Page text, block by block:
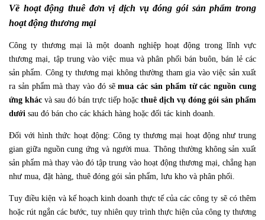
Về hoạt động thuê đơn vị dịch vụ đóng gói sản phẩm trong
hoạt động thương mại
Công ty thương mại là một doanh nghiệp hoạt động trong lĩnh vực
thương mại, tập trung vào việc mua và phân phối bán buôn, bán lẻ các
sản phẩm. Công ty thương mại không thường tham gia vào việc sản xuất
ra sản phẩm mà thay vào đó sẽmua các sản phẩm từ các nguồn cung
ứng khác và sau đó bán trực tiếp hoặc thuê dịch vụ đóng gói sản phẩm
dưới sau đó bán cho các khách hàng hoặc đối tác kinh doanh.
Đối với hình thức hoạt động: Công ty thương mại hoạt động như trung
gian giữa nguồn cung ứng và người mua. Thông thường không sản xuất
sản phẩm mà thay vào đó tập trung vào hoạt động thương mại, chẳng hạn
như mua, đặt hàng, thuê đóng gói sản phẩm, lưu kho và phân phối.
Tuy điều kiện và kế hoạch kinh doanh thực tế của các công ty sẽ có thêm
hoặc rút ngắn các bước, tuy nhiên quy trình thực hiện của công ty thương